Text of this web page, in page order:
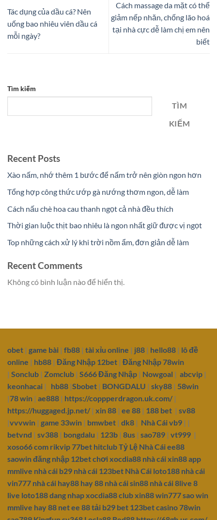
Tác dụng của dầu cá? Nên
uống bao nhiêu viên dầu cá
mỗi ngày?
Cách massage da mặt có thể
giảm nếp nhăn, chống lão hoá
tại nhà cực dễ làm chị em nên
biết
Tìm kiếm
TÌM
KIẾM
Recent Posts
Xào nấm, nhớ thêm 1 bước để nấm trở nên giòn ngon hơn
Tổng hợp công thức ướp gà nướng thơm ngon, dễ làm
Cách nấu chè hoa cau thanh ngọt cả nhà đều thích
Thời gian luộc thịt bao nhiêu là ngon nhất giữ được vị ngọt
Top những cách xử lý khi trời nồm ẩm, đơn giản dễ làm
Recent Comments
Không có bình luận nào để hiển thị.
obet | game bài | fb88 | tài xỉu online | j88 | hello88 | lô đề
online | hb88 | Đăng Nhập 12bet | Đăng Nhập 78win
| Sonclub | Zomclub | S666 Đăng Nhập | Nowgoal | abcvip |
keonhacai | hb88 |Sbobet | BONGDALU | sky88 | 58win
|78 win | ae888 | https://coppperdragon.uk.com/ |
https://huggaged.jp.net/ | xin 88 | ee 88 | 188 bet | sv88
|vvvwin | game 33win | bmwbet | dk8 | Nhà Cái vb9 | |
betvnd | sv388 | bongdalu | 123b | 8us | sao789 | vt999 |
xoso66 com rikvip77bet hitclubTỷ Lệ Nhà Cáiee88
saowinđăng nhập 12betchơi xocdia88 nhà cái xin88app
mmlive nhà cái b29 nhà cái 123bet Nhà Cái loto188 nhà cái
vin777 nhà cái hay88 hay 88 nhà cái sin88 nhà cái 8live 8
live loto188 dang nhapxocdia88 clubxin88win777sao win
mmlive hay 88 netee 88tải b29 bet 123bet casino78win